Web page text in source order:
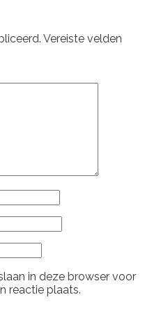
Vereiste velden
in deze browser voor
reactie plaats.